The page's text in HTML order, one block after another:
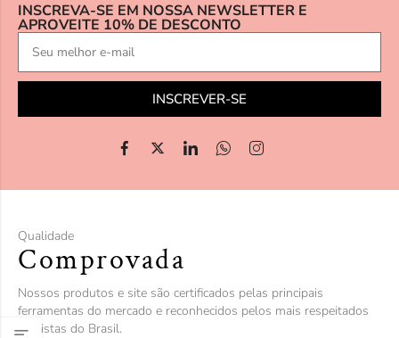
INSCREVA-SE EM NOSSA NEWSLETTER E
APROVEITE 10% DE DESCONTO
INSCREVER-SE
Qualidade
Comprovada
Nossos produtos e site são certificados pelas principais
ferramentas do mercado e reconhecidos pelos mais respeitados
analistas do Brasil.